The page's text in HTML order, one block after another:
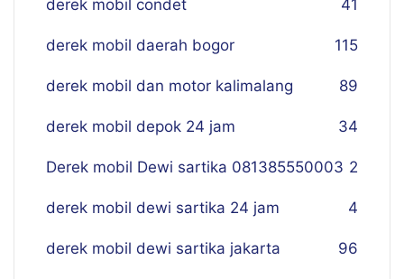
derek mobil condet 41
derek mobil daerah bogor 115
derek mobil dan motor kalimalang 89
derek mobil depok 24 jam 34
Derek mobil Dewi sartika 081385550003 2
derek mobil dewi sartika 24 jam 4
derek mobil dewi sartika jakarta 96